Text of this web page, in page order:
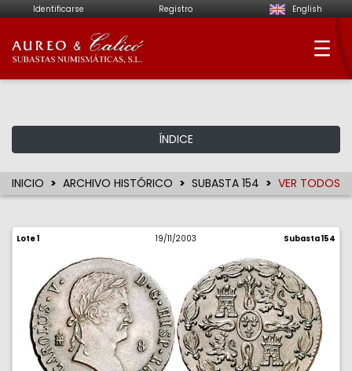
Identificarse Registro English
Aureo & Calicó -
ÍNDICE
INICIO ARCHIVO HISTÓRICO SUBASTA 154 VER TODOS
Lote 1 19/11/2003 Subasta 154